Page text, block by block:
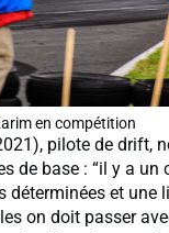
en compétition
pilote de drift,
de base : “il y a un
déterminées et une
on doit passer